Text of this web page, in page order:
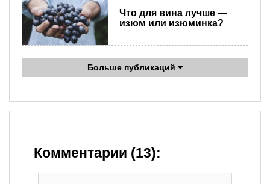
Что для вина лучше —
изюм или изюминка?
Больше публикаций
Комментарии (13):